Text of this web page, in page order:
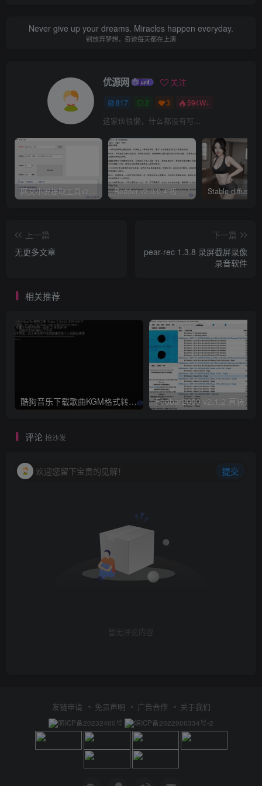
Never give up your dreams. Miracles happen everyday.
别放弃梦想，奇迹每天都在上演
优源网 关注
817 2 3 594W+
这家伙很懒，什么都没有写...
Reader v2.0.0.4 极简小说阅读器支持导入在线及离线书源
上一篇
无更多文章
下一篇
pear-rec 1.3.8 录屏截屏录像
录音软件
相关推荐
酷狗音乐下载歌曲KGM格式转MP3或FLAC
评论 抢沙发
欢迎您留下宝贵的见解！ 提交
暂无评论内容
友链申请 免责声明 广告合作 关于我们
萌ICP备20232400号 皖ICP备2022000334号-2